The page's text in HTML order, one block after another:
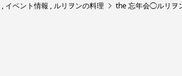
, イベント情報 , ルリヲンの料理 the 忘年会◯ルリヲ